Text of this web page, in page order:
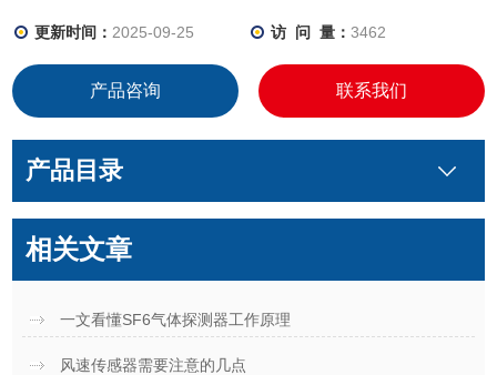
更新时间： 2025-09-25 访 问 量： 3462
产品咨询 联系我们
产品目录
相关文章
一文看懂SF6气体探测器工作原理
风速传感器需要注意的几点